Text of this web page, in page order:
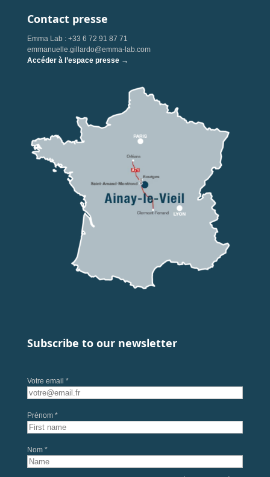
Contact presse
Emma Lab : +33 6 72 91 87 71
emmanuelle.gillardo@emma-lab.com
Accéder à l’espace presse →
Subscribe to our newsletter
Votre email *
Prénom *
Nom *